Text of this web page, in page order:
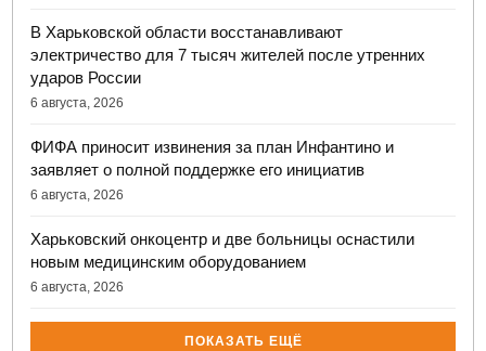
В Харьковской области восстанавливают
электричество для 7 тысяч жителей после утренних
ударов России
6 августа, 2026
ФИФА приносит извинения за план Инфантино и
заявляет о полной поддержке его инициатив
6 августа, 2026
Харьковский онкоцентр и две больницы оснастили
новым медицинским оборудованием
6 августа, 2026
ПОКАЗАТЬ ЕЩЁ